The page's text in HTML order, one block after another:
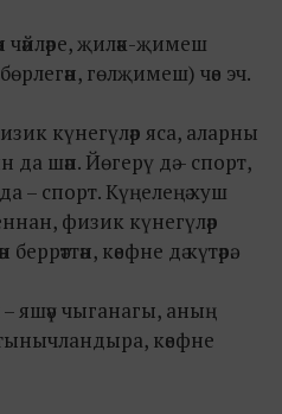
чәйләре, җиләк-җимеш
гөлҗимеш) чәе эч.
күнегүләр яса, аларны
да шәп. Йөгерү дә – спорт,
– спорт. Күңелеңә хуш
физик күнегүләр
кәефне дә күтәрә.
яшәү чыганагы, аның
кәефне